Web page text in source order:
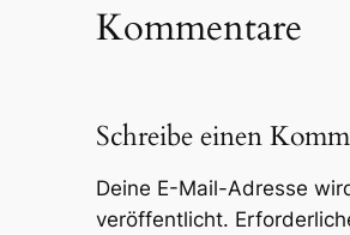
Kommentare
Schreibe einen
Deine E-Mail-Adresse
veröffentlicht.